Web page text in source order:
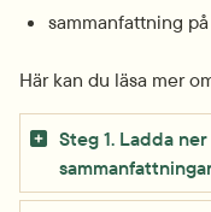
sammanfattning
Här kan du läsa mer
Steg 1. Ladda